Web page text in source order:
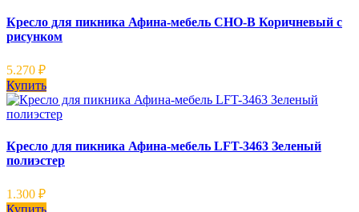
Кресло для пикника Афина-мебель CHO-В Коричневый с
рисунком
5.270 ₽
Купить
Кресло для пикника Афина-мебель LFT-3463 Зеленый
полиэстер
1.300 ₽
Купить